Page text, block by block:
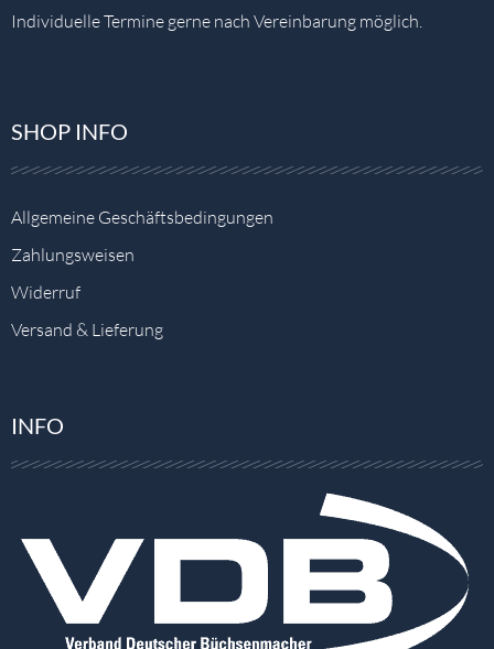
Individuelle Termine gerne nach Vereinbarung möglich.
SHOP INFO
Allgemeine Geschäftsbedingungen
Zahlungsweisen
Widerruf
Versand & Lieferung
INFO